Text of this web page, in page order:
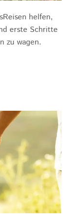
helfen,
erste Schritte
zu wagen.